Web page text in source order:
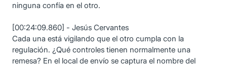
ninguna confía en el otro.
[00:24:09.860] - Jesús Cervantes
Cada una está vigilando que el otro cumpla con la
regulación. ¿Qué controles tienen normalmente una
remesa? En el local de envío se captura el nombre del